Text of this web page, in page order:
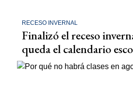
RECESO INVERNAL
Finalizó el receso
queda el calendario